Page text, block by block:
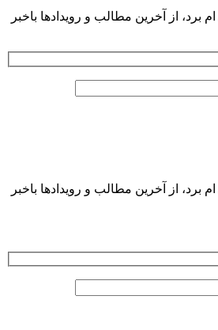
برد، از آخرین مطالب و رویدادها باخبر
برد، از آخرین مطالب و رویدادها باخبر